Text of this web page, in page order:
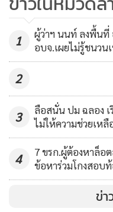
ด้าน นายอายุตม์ กล่าวว่
โดยมี 8 เรือนจำใน กทม.
ตัวเลขทุกวัน มียอดผู้ติดเชื้
ติดตามทุกวัน ส่วนเจ้าหน้
17 ราย และเราได้ประสา
อำนวยประโยชน์ทุกทาง
1,275
1
ผู้ว่าฯ นนท์ ลงพื้นที่
อบจ.เผยไม่รู้ชนวน
2
3
ลือสนั่น ปม ฉลอง
ไม่ให้ความช่วยเห
4
7 ขรก.ผู้ต้องหาล็อ
ข้อหาร่วมโกงสอบ
ข่